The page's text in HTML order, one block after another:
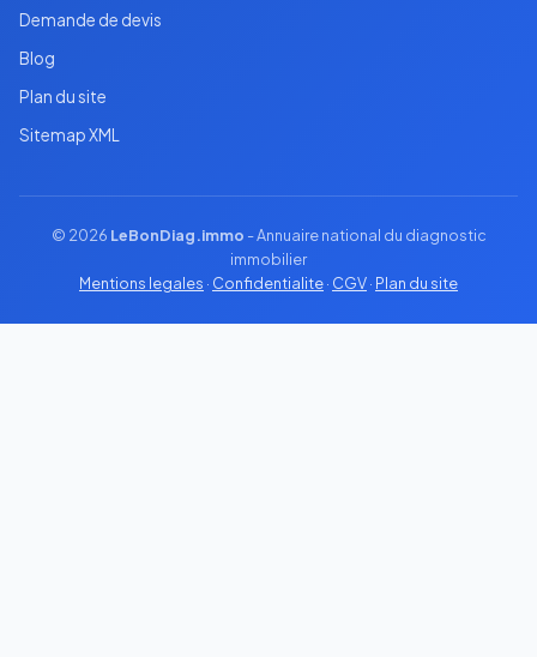
Demande de devis
Blog
Plan du site
Sitemap XML
© 2026 LeBonDiag.immo - Annuaire national du diagnostic
immobilier
Mentions legales · Confidentialite· CGV· Plan du site